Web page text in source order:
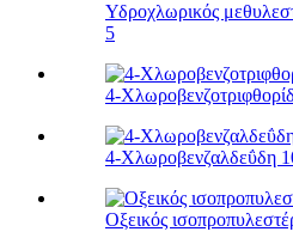
Υδροχλωρικός
5
4-
4-Χλωροβενζαλδεΰδη
Οξεικός